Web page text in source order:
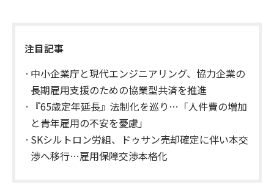
注目記事
中小企業庁と現代エンジニアリング、協力企業の
長期雇用支援のための協業型共済を推進
『65歳定年延長』法制化を巡り…「人件費の増加
と青年雇用の不安を憂慮」
SKシルトロン労組、ドゥサン売却確定に伴い本交
渉へ移行…雇用保障交渉本格化